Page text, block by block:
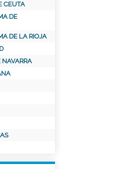
CEUTA
DE
DE LA RIOJA